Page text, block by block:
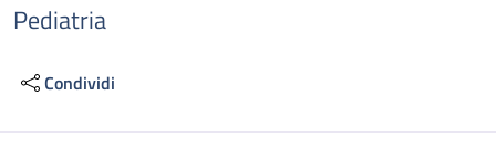
Pediatria
Condividi